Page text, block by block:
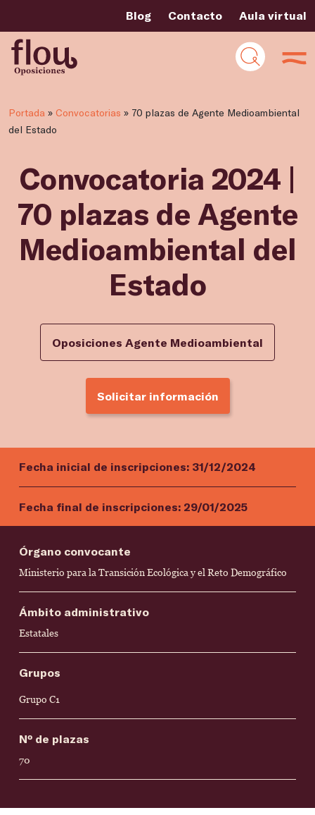
Blog Contacto Aula virtual
Portada » Convocatorias » 70 plazas de Agente Medioambiental
del Estado
Convocatoria 2024 |
70 plazas de Agente
Medioambiental del
Estado
Oposiciones Agente Medioambiental
Solicitar información
Fecha inicial de inscripciones: 31/12/2024
Fecha final de inscripciones: 29/01/2025
Órgano convocante
Ministerio para la Transición Ecológica y el Reto Demográfico
Ámbito administrativo
Estatales
Grupos
Grupo C1
Nº de plazas
70